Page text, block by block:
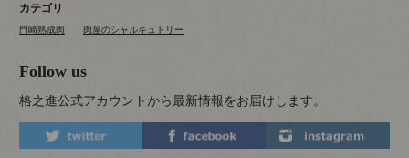
カテゴリ
門崎熟成肉 肉屋のシャルキュトリー
Follow us
格之進公式アカウントから最新情報をお届けします。